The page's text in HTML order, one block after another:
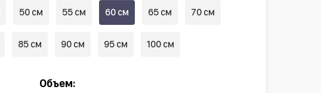
50 см 55 см 60 см 65 см 70 см
85 см 90 см 95 см 100 см
Объем: